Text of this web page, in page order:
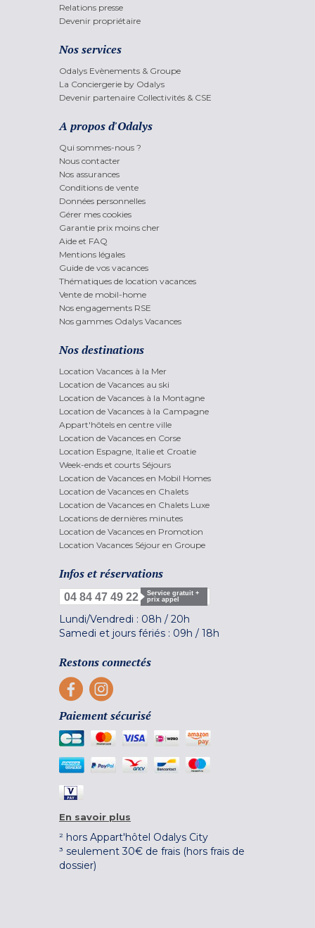
Relations presse
Devenir propriétaire
Nos services
Odalys Evènements & Groupe
La Conciergerie by Odalys
Devenir partenaire Collectivités & CSE
A propos d'Odalys
Qui sommes-nous ?
Nous contacter
Nos assurances
Conditions de vente
Données personnelles
Gérer mes cookies
Garantie prix moins cher
Aide et FAQ
Mentions légales
Guide de vos vacances
Thématiques de location vacances
Vente de mobil-home
Nos engagements RSE
Nos gammes Odalys Vacances
Nos destinations
Location Vacances à la Mer
Location de Vacances au ski
Location de Vacances à la Montagne
Location de Vacances à la Campagne
Appart'hôtels en centre ville
Location de Vacances en Corse
Location Espagne, Italie et Croatie
Week-ends et courts Séjours
Location de Vacances en Mobil Homes
Location de Vacances en Chalets
Location de Vacances en Chalets Luxe
Locations de dernières minutes
Location de Vacances en Promotion
Location Vacances Séjour en Groupe
Infos et réservations
04 84 47 49 22
Service gratuit +
prix appel
Lundi/Vendredi : 08h / 20h
Samedi et jours fériés : 09h / 18h
Restons connectés
Paiement sécurisé
En savoir plus
² hors Appart'hôtel Odalys City
³ seulement 30€ de frais (hors frais de
dossier)